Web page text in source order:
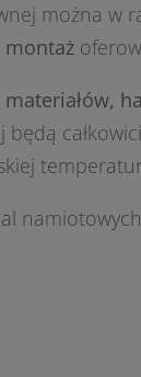
można w
montaż